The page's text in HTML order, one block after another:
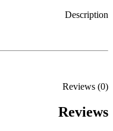
Description
Reviews (0)
Reviews